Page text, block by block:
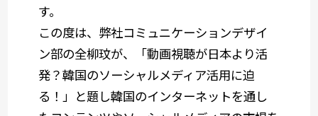
す。
この度は、弊社コミュニケーションデザイ
ン部の全柳玟が、「動画視聴が日本より活
発？韓国のソーシャルメディア活用に迫
る！」と題し韓国のインターネットを通し